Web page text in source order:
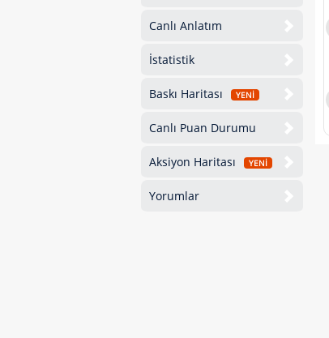
Canlı Anlatım
İstatistik
Baskı Haritası YENİ
Canlı Puan Durumu
Aksiyon Haritası YENİ
Yorumlar